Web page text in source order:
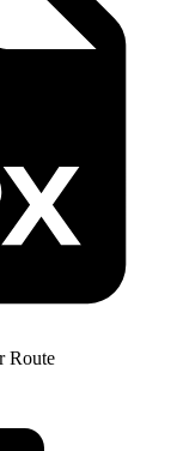
Route